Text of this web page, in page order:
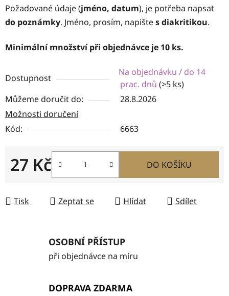
Požadované údaje (jméno, datum), je potřeba napsat
do poznámky. Jméno, prosím, napištes diakritikou.
Minimální množství při objednávce je 10 ks.
Dostupnost
Na objednávku / do 14
prac. dnů (>5 ks)
Můžeme doručit do:
28.8.2026
Možnosti doručení
Kód:
6663
27 Kč
Měrná cena:
DO KOŠÍKU
Tisk Zeptat se Hlídat Sdílet
OSOBNÍ PŘÍSTUP
při objednávce na míru
DOPRAVA ZDARMA